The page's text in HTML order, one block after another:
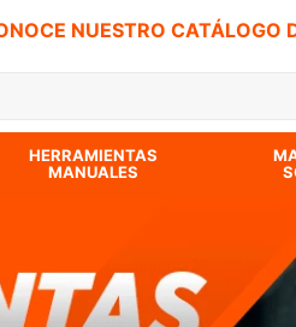
NUESTRO CATÁLOGO
HERRAMIENTAS
MANUALES